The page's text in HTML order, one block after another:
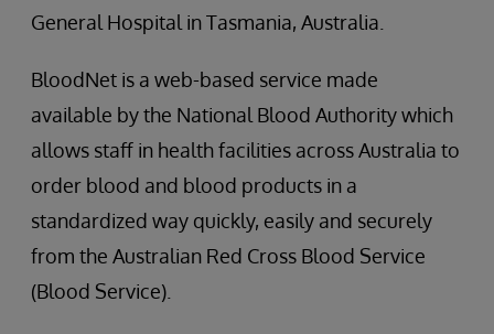
General Hospital in Tasmania, Australia.
BloodNet is a web-based service made
available by the National Blood Authority which
allows staff in health facilities across Australia to
order blood and blood products in a
standardized way quickly, easily and securely
from the Australian Red Cross Blood Service
(Blood Service).